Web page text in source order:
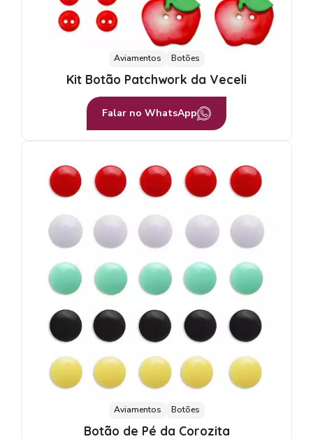
Aviamentos Botões
Kit Botão Patchwork da Veceli
Falar no WhatsApp
Aviamentos Botões
Botão de Pé da Corozita